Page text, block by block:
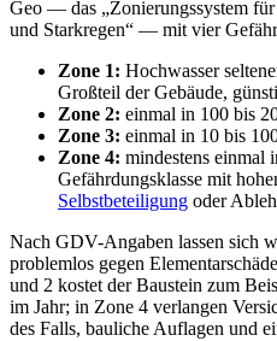
Geo — das „Zonierungssystem
und Starkregen“ — mit vier
Zone 1: Hochwasser
Großteil der Gebäude,
Zone 2: einmal in 100 bis
Zone 3: einmal in 10 bis
Zone 4: mindestens einmal
Gefährdungsklasse mit
Selbstbeteiligung oder
Nach GDV-Angaben lassen sich
problemlos gegen
und 2 kostet der Baustein zum
im Jahr; in Zone 4 verlangen
des Falls, bauliche Auflagen und